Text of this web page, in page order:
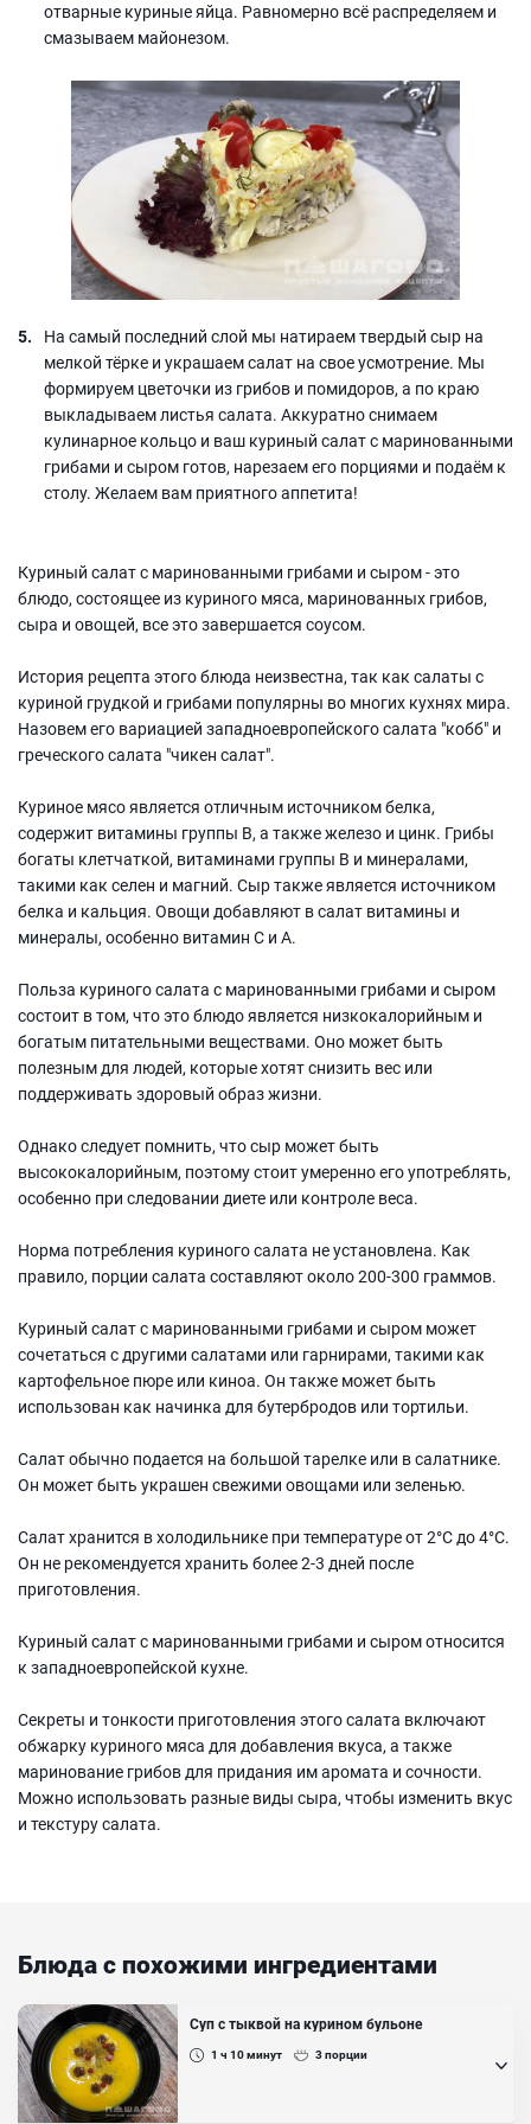
отварные куриные яйца. Равномерно всё распределяем и
смазываем майонезом.
На самый последний слой мы натираем твердый сыр на
мелкой тёрке и украшаем салат на свое усмотрение. Мы
формируем цветочки из грибов и помидоров, а по краю
выкладываем листья салата. Аккуратно снимаем
кулинарное кольцо и ваш куриный салат с маринованными
грибами и сыром готов, нарезаем его порциями и подаём к
столу. Желаем вам приятного аппетита!
Куриный салат с маринованными грибами и сыром - это
блюдо, состоящее из куриного мяса, маринованных грибов,
сыра и овощей, все это завершается соусом.
История рецепта этого блюда неизвестна, так как салаты с
куриной грудкой и грибами популярны во многих кухнях мира.
Назовем его вариацией западноевропейского салата "кобб" и
греческого салата "чикен салат".
Куриное мясо является отличным источником белка,
содержит витамины группы В, а также железо и цинк. Грибы
богаты клетчаткой, витаминами группы В и минералами,
такими как селен и магний. Сыр также является источником
белка и кальция. Овощи добавляют в салат витамины и
минералы, особенно витамин C и A.
Польза куриного салата с маринованными грибами и сыром
состоит в том, что это блюдо является низкокалорийным и
богатым питательными веществами. Оно может быть
полезным для людей, которые хотят снизить вес или
поддерживать здоровый образ жизни.
Однако следует помнить, что сыр может быть
высококалорийным, поэтому стоит умеренно его употреблять,
особенно при следовании диете или контроле веса.
Норма потребления куриного салата не установлена. Как
правило, порции салата составляют около 200-300 граммов.
Куриный салат с маринованными грибами и сыром может
сочетаться с другими салатами или гарнирами, такими как
картофельное пюре или киноа. Он также может быть
использован как начинка для бутербродов или тортильи.
Салат обычно подается на большой тарелке или в салатнике.
Он может быть украшен свежими овощами или зеленью.
Салат хранится в холодильнике при температуре от 2°C до 4°C.
Он не рекомендуется хранить более 2-3 дней после
приготовления.
Куриный салат с маринованными грибами и сыром относится
к западноевропейской кухне.
Секреты и тонкости приготовления этого салата включают
обжарку куриного мяса для добавления вкуса, а также
маринование грибов для придания им аромата и сочности.
Можно использовать разные виды сыра, чтобы изменить вкус
и текстуру салата.
Блюда с похожими ингредиентами
Суп с тыквой на курином бульоне
1 ч 10минут 3порции